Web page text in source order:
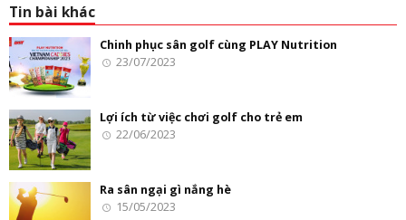
Tin bài khác
Chinh phục sân golf cùng PLAY Nutrition
23/07/2023
Lợi ích từ việc chơi golf cho trẻ em
22/06/2023
Ra sân ngại gì nắng hè
15/05/2023